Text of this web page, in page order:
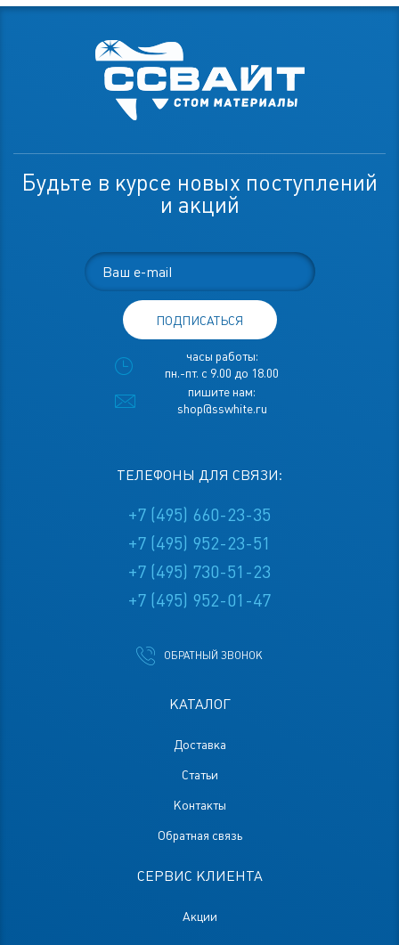
КАТАЛОГ
Доставка
Статьи
Контакты
Обратная связь
СЕРВИС КЛИЕНТА
Акции
Будьте в курсе новых поступлений
и акций
ПОДПИСАТЬСЯ
часы работы:
пн.-пт. с 9.00 до 18.00
пишите нам:
shop@sswhite.ru
ТЕЛЕФОНЫ ДЛЯ СВЯЗИ:
+7 (495) 660-23-35
+7 (495) 952-23-51
+7 (495) 730-51-23
+7 (495) 952-01-47
ОБРАТНЫЙ ЗВОНОК